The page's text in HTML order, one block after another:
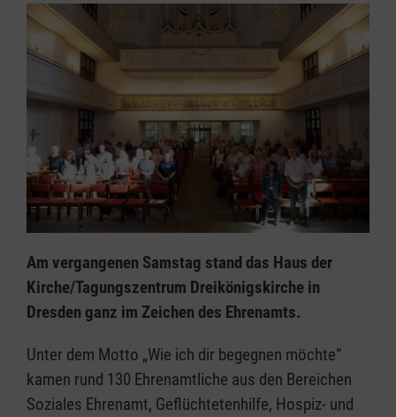
Am vergangenen Samstag stand das Haus der
Kirche/Tagungszentrum Dreikönigskirche in
Dresden ganz im Zeichen des Ehrenamts.
Unter dem Motto „Wie ich dir begegnen möchte“
kamen rund 130 Ehrenamtliche aus den Bereichen
Soziales Ehrenamt, Geflüchtetenhilfe, Hospiz- und